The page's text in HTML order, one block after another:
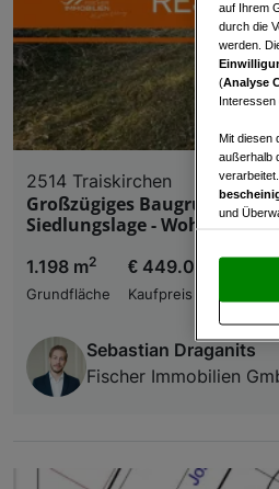
2514 Traiskirchen
Großzügiges
Siedlungslage - Wohnen
1.198 m2
Grundfläche
€ 449.000,00
Kaufpreis
Sebastian Draganits
Fischer Immobilien
auf Ihrem
durch die
werden.
(Analyse
Interessen
Mit diesen
außerhalb
verarbeitet.
und
und
„Cookie
Wir